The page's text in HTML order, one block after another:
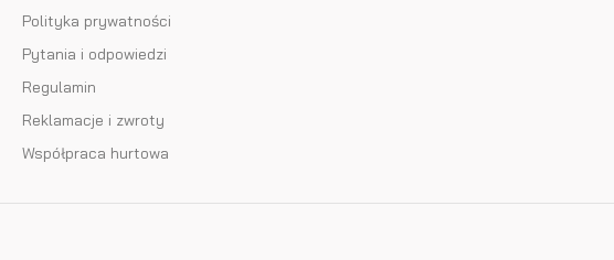
Polityka prywatności
Pytania i odpowiedzi
Regulamin
Reklamacje i zwroty
Współpraca hurtowa